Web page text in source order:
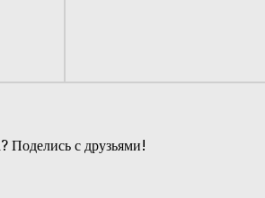
Поделись с друзьями!